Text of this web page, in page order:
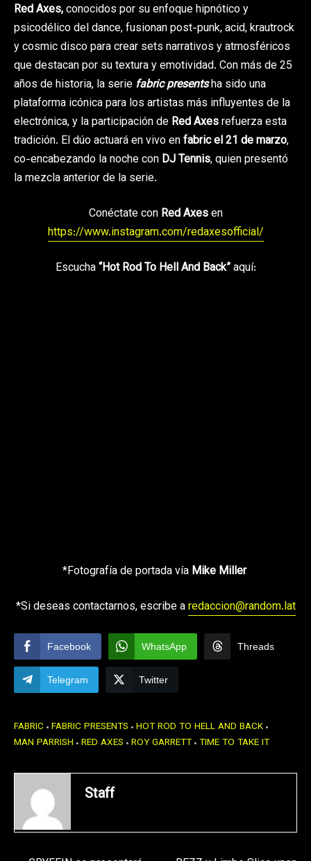
Red Axes,conocidos por su enfoque hipnótico y
psicodélico del dance, fusionan post-punk, acid, krautrock
y cosmic disco para crear sets narrativos y atmosféricos
que destacan por su textura y emotividad. Con más de 25
años de historia, la serie fabric presentsha sido una
plataforma icónica para los artistas más influyentes de la
electrónica, y la participación de Red Axesrefuerza esta
tradición. El dúo actuará en vivo enfabric el 21 de marzo,
co-encabezando la noche con DJ Tennis, quien presentó
la mezcla anterior de la serie.
Conéctate con Red Axesen
https://www.instagram.com/redaxesofficial/
Escucha“Hot Rod To Hell And Back”aquí:
*Fotografía de portada vía Mike Miller
*Si deseas contactarnos, escribe aredaccion@random.lat
Facebook WhatsApp Threads
Telegram Twitter
FABRIC FABRIC PRESENTS HOT ROD TO HELL AND BACK
MAN PARRISH RED AXES ROY GARRETT TIME TO TAKE IT
Staff